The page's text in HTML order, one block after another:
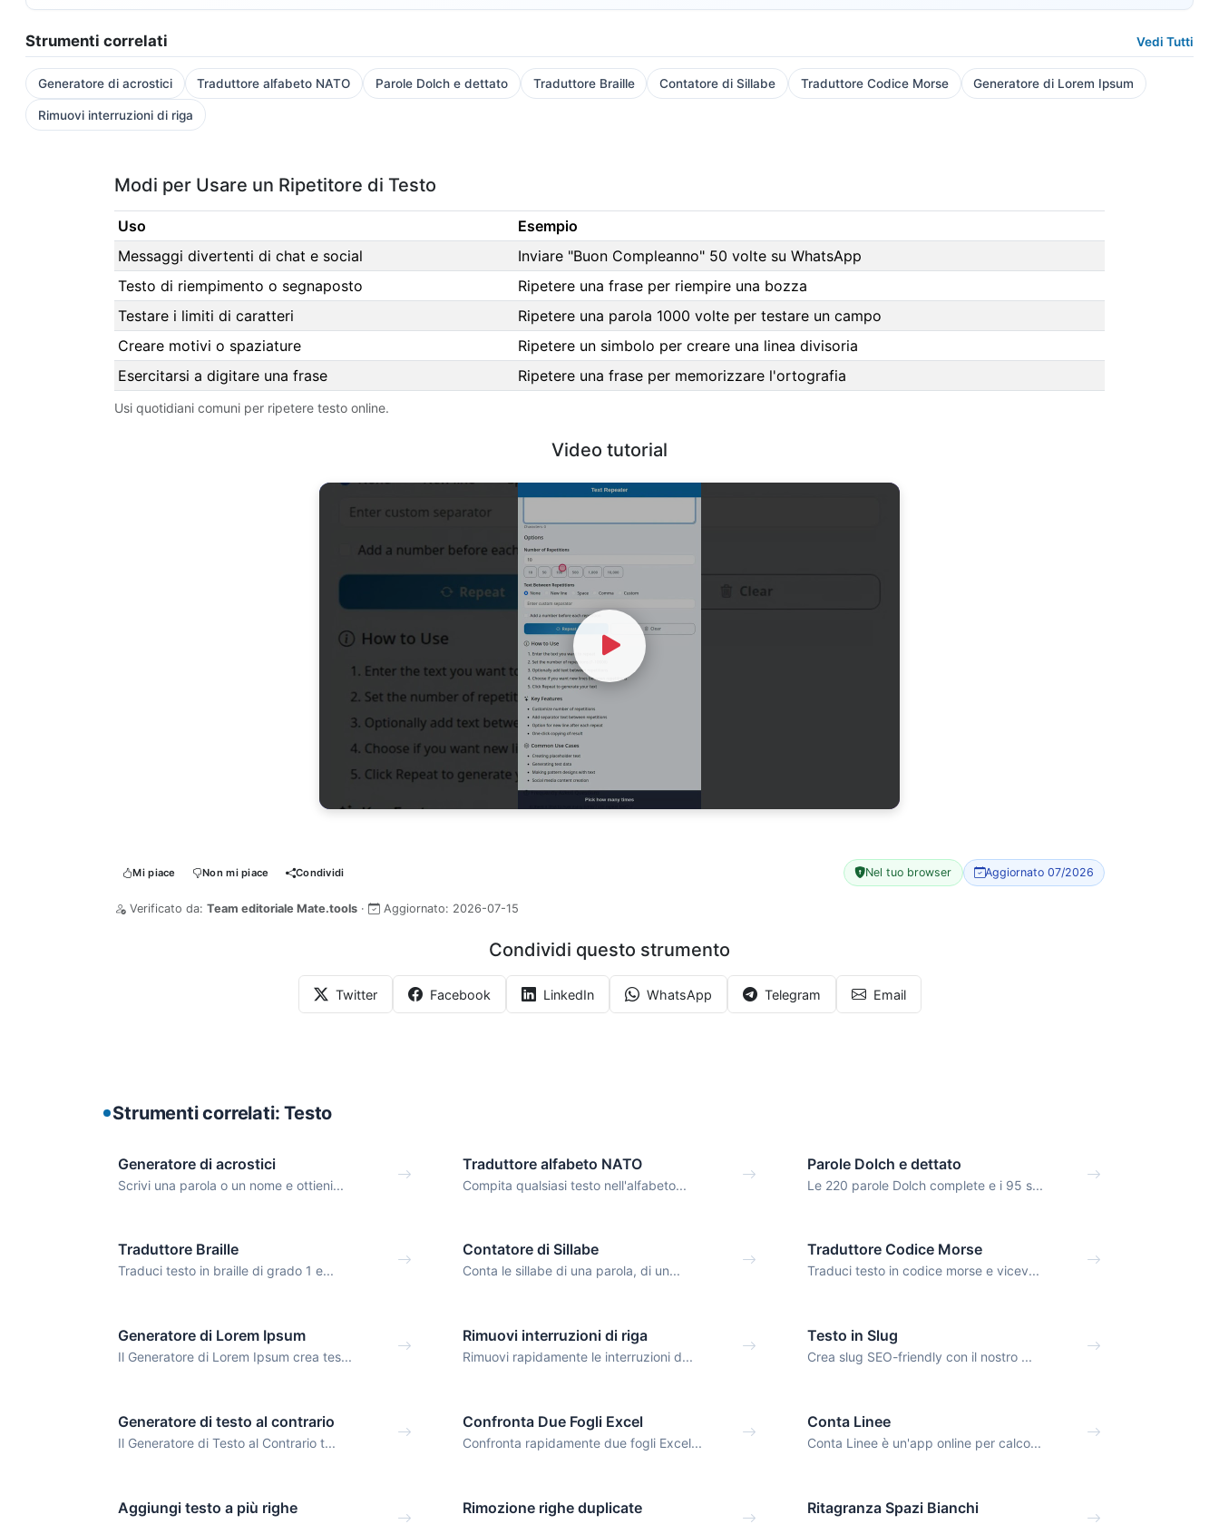
Strumenti correlati Vedi Tutti
Generatore di acrostici Traduttore alfabeto NATO Parole Dolch e dettato Traduttore Braille Contatore di Sillabe Traduttore Codice Morse Generatore di Lorem Ipsum
Rimuovi interruzioni di riga
Modi per Usare un Ripetitore di Testo
Uso
Esempio
Messaggi divertenti di chat e social
Inviare "Buon Compleanno" 50 volte su WhatsApp
Testo di riempimento o segnaposto
Ripetere una frase per riempire una bozza
Testare i limiti di caratteri
Ripetere una parola 1000 volte per testare un campo
Creare motivi o spaziature
Ripetere un simbolo per creare una linea divisoria
Esercitarsi a digitare una frase
Ripetere una frase per memorizzare l'ortografia
Usi quotidiani comuni per ripetere testo online.
Video tutorial
Watch Video
Mi piace Non mi piace Condividi Nel tuo browser Aggiornato 07/2026
Verificato da: Team editoriale Mate.tools · Aggiornato: 2026-07-15
Condividi questo strumento
Twitter Facebook LinkedIn WhatsApp Telegram Email
Strumenti correlati: Testo
Generatore di acrostici
Scrivi una parola o un nome e ottieni...
Traduttore alfabeto NATO
Compita qualsiasi testo nell'alfabeto...
Parole Dolch e dettato
Le 220 parole Dolch complete e i 95 s...
Traduttore Braille
Traduci testo in braille di grado 1 e...
Contatore di Sillabe
Conta le sillabe di una parola, di un...
Traduttore Codice Morse
Traduci testo in codice morse e vicev...
Generatore di Lorem Ipsum
Il Generatore di Lorem Ipsum crea tes...
Rimuovi interruzioni di riga
Rimuovi rapidamente le interruzioni d...
Testo in Slug
Crea slug SEO-friendly con il nostro ...
Generatore di testo al contrario
Il Generatore di Testo al Contrario t...
Confronta Due Fogli Excel
Confronta rapidamente due fogli Excel...
Conta Linee
Conta Linee è un'app online per calco...
Aggiungi testo a più righe Rimozione righe duplicate Ritagranza Spazi Bianchi